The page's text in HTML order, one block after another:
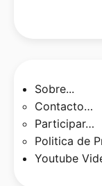
Sobre...
Contacto…
Participar…
Politica de
Youtube